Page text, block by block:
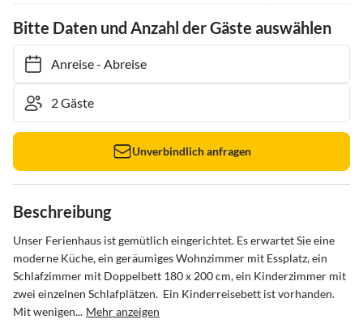
Bitte Daten und Anzahl der Gäste auswählen
Anreise- Abreise
Unverbindlich anfragen
Beschreibung
Unser Ferienhaus ist gemütlich eingerichtet. Es erwartet Sie eine
moderne Küche, ein geräumiges Wohnzimmer mit Essplatz, ein
Schlafzimmer mit Doppelbett 180 x 200 cm, ein Kinderzimmer mit
zwei einzelnen Schlafplätzen.  Ein Kinderreisebett ist vorhanden.
Mit wenigen... Mehr anzeigen